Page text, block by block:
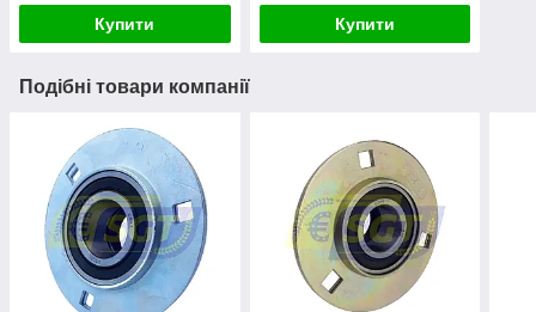
Купити Купити
Подібні товари компанії